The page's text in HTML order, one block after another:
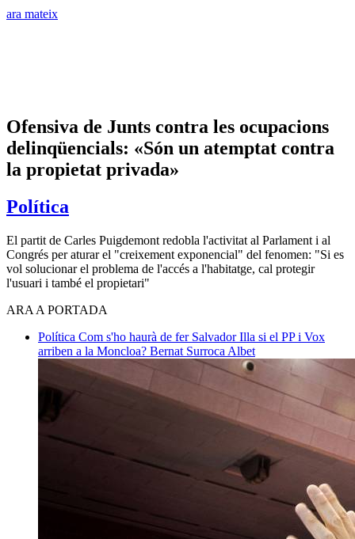
ara mateix
Ofensiva de Junts contra les ocupacions
delinqüencials: «Són un atemptat contra
la propietat privada»
Política
El partit de Carles Puigdemont redobla l'activitat al Parlament i al
Congrés per aturar el "creixement exponencial" del fenomen: "Si es
vol solucionar el problema de l'accés a l'habitatge, cal protegir
l'usuari i també el propietari"
ARA A PORTADA
Política Com s'ho haurà de fer Salvador Illa si el PP i Vox
arriben a la Moncloa? Bernat Surroca Albet